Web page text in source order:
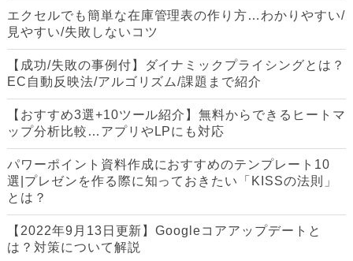
エクセルでも簡単な在庫管理表の作り方…わかりやすい/
見やすい/失敗しないコツ
【成功/失敗の事例付】ダイナミックプライシングとは？
EC自動反映法/アルゴリズム/課題まで紹介
【おすすめ3選+10ツール紹介】無料からできるヒートマ
ップ分析比較…アプリやLPにも対応
パワーポイント資料作成におすすめのテンプレート10
選|プレゼンを作る際に知っておきたい「KISSの法則」
とは？
【2022年9月13日更新】Googleコアアップデートと
は？対策について解説